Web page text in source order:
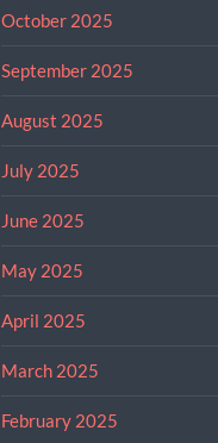
October 2025
September 2025
August 2025
July 2025
June 2025
May 2025
April 2025
March 2025
February 2025